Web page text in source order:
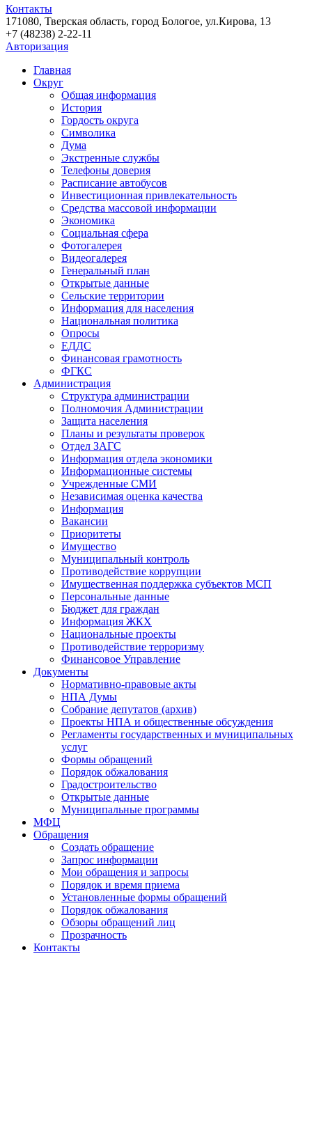
Контакты
171080, Тверская область, город Бологое, ул.Кирова, 13
+7 (48238) 2-22-11
Авторизация
Главная
Округ
Общая информация
История
Гордость округа
Символика
Дума
Экстренные службы
Телефоны доверия
Расписание автобусов
Инвестиционная привлекательность
Средства массовой информации
Экономика
Социальная сфера
Фотогалерея
Видеогалерея
Генеральный план
Открытые данные
Сельские территории
Информация для населения
Национальная политика
Опросы
ЕДДС
Финансовая грамотность
ФГКС
Администрация
Структура администрации
Полномочия Администрации
Защита населения
Планы и результаты проверок
Отдел ЗАГС
Информация отдела экономики
Информационные системы
Учрежденные СМИ
Независимая оценка качества
Информация
Вакансии
Приоритеты
Имущество
Муниципальный контроль
Противодействие коррупции
Имущественная поддержка субъектов МСП
Персональные данные
Бюджет для граждан
Информация ЖКХ
Национальные проекты
Противодействие терроризму
Финансовое Управление
Документы
Нормативно-правовые акты
НПА Думы
Собрание депутатов (архив)
Проекты НПА и общественные обсуждения
Регламенты государственных и муниципальных
услуг
Формы обращений
Порядок обжалования
Градостроительство
Открытые данные
Муниципальные программы
МФЦ
Обращения
Создать обращение
Запрос информации
Мои обращения и запросы
Порядок и время приема
Установленные формы обращений
Порядок обжалования
Обзоры обращений лиц
Прозрачность
Контакты